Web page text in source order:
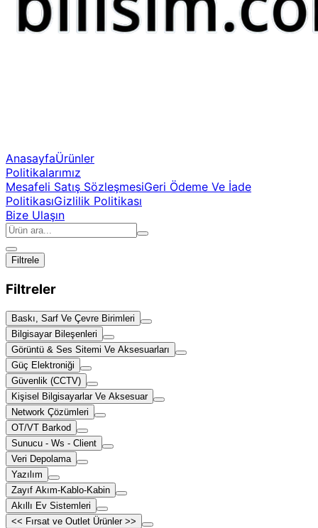
AnasayfaÜrünler
Politikalarımız
Mesafeli Satış SözleşmesiGeri Ödeme Ve İade
PolitikasıGizlilik Politikası
Bize Ulaşın
Filtrele
Filtreler
Baskı, Sarf Ve Çevre Birimleri
Bilgisayar Bileşenleri
Görüntü & Ses Sitemi Ve Aksesuarları
Güç Elektroniği
Güvenlik (CCTV)
Kişisel Bilgisayarlar Ve Aksesuar
Network Çözümleri
OT/VT Barkod
Sunucu - Ws - Client
Veri Depolama
Yazılım
Zayıf Akım-Kablo-Kabin
Akıllı Ev Sistemleri
<< Fırsat ve Outlet Ürünler >>